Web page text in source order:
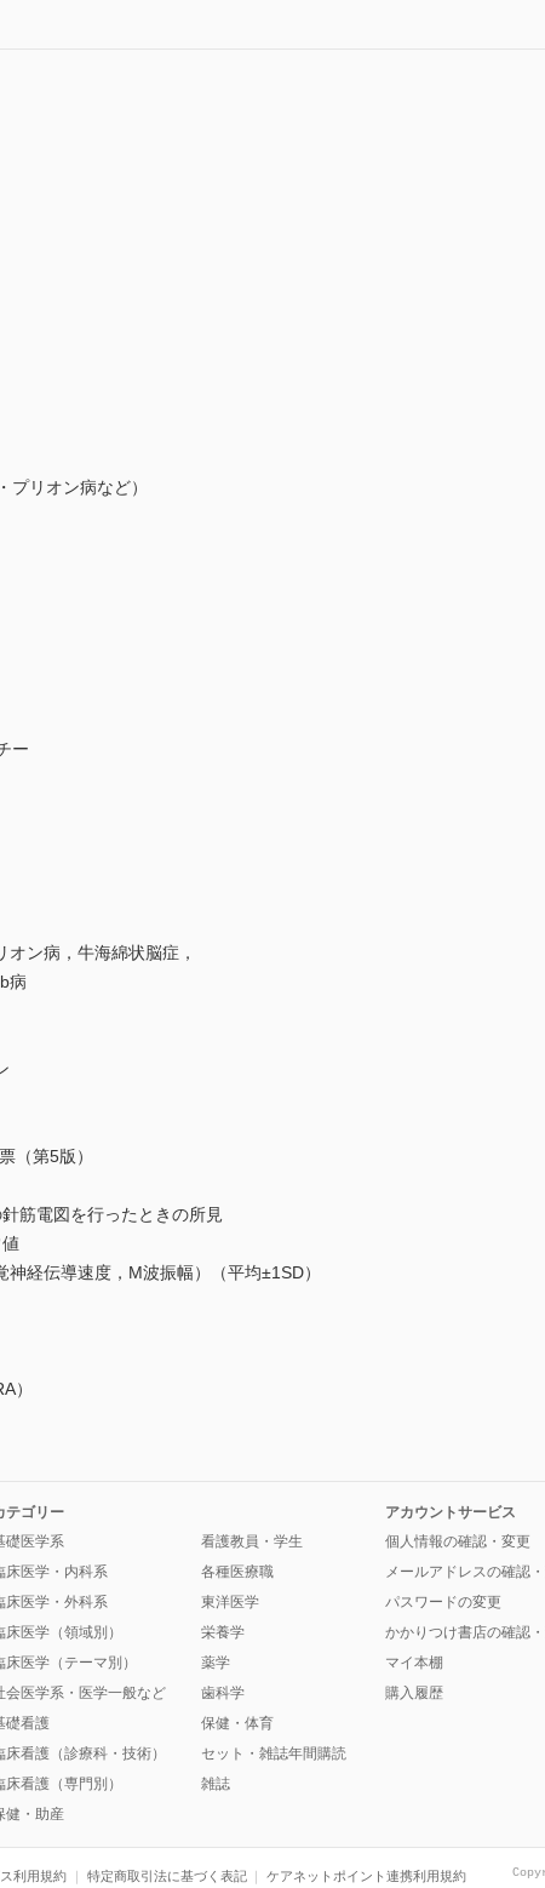
リオン病など）
ー
ン病，牛海綿状脳症，
病
第5版）
電図を行ったときの所見
伝導速度，M波振幅）（平均±1SD）
）
テゴリー
礎医学系
床医学・内科系
床医学・外科系
床医学（領域別）
床医学（テーマ別）
会医学系・医学一般など
礎看護
床看護（診療科・技術）
床看護（専門別）
健・助産
看護教員・学生
各種医療職
東洋医学
栄養学
薬学
歯科学
保健・体育
セット・雑誌年間購読
雑誌
アカウントサービス
個人情報の確認・変更
メールアドレスの確認
パスワードの変更
かかりつけ書店の確認
マイ本棚
購入履歴
利用規約 特定商取引法に基づく表記 ケアネットポイント連携利用規約